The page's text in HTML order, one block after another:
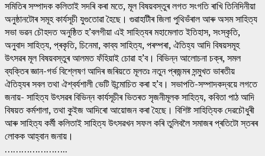
সমিতিৰ সম্পাদক কলিতাই সদৰি কৰা মতে, মূল বিষয়বস্তুৰ লগত সংগতি ৰাখি তিনিদিনীয়া
অনুষ্ঠানটোৰ সমূহ কাৰ্যসূচী যুগুতোৱা হৈছে। গুৱাহাটীৰ জিলা পুথিভঁৰাল আৰু অসম সাহিত্য
সভা ভৱন চৌহদত অনুষ্ঠিত হ’বলগীয়া এই সাহিত্যৰ মহামেলাত ইতিহাস, সংস্কৃতি,
অনুবাদ সাহিত্য, প্ৰকৃতি, চিনেমা, কাব্য সাহিত্য, পৰম্পৰা, ঐতিহ্য আদি বিষয়সমূহ
উৎসৱৰ মূল বিষয়বস্তুৰ আলমত ফঁহিয়াই চোৱা হ’ব। বিভিন্ন আলোচনা চক্ৰ, সমল
ব্যক্তিৰ জ্ঞান-গৰ্ভ বিশ্লেষণ আদিৰ জৰিয়তে মূলতঃ নতুন প্ৰজন্মৰ সন্মুখত ভাৰতীয়
ঐতিহ্যৰ সবল তথা ঐশ্বৰ্যশালী ভেটি উন্মোচিত কৰা হ’ব। সভাপতি-সম্পাদকদ্বয়ে লগতে
জনায়- সাহিত্য উৎসৱৰ বিভিন্ন কাৰ্যসূচীৰ ভিতৰত সৃজনীমূলক সাহিত্য, কবিতা পাঠ আদি
বিষয়ত কৰ্মশালা, তথা কুইজ আদিৰো আয়োজন কৰা হৈছে। বিশিষ্ট সাহিত্যিক দেৱচৌধুৰী
আৰু সাহিত্য কৰ্মী কলিতাই সাহিত্য উৎসৱখন সফল কৰি তুলিবলৈ সমাজৰ প্ৰতিটো স্তৰৰ
লোকক আহ্বান জনায়।
…………………..